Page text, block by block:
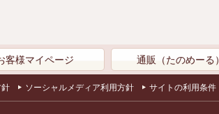
客様マイページ 通販（たのめーる
ソーシャルメディア利用方針 サイトの利用条件